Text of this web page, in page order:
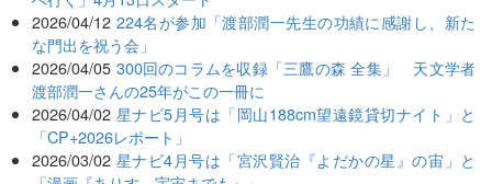
2026/04/12 224名が参加「渡部潤一先生の功績に感謝し、新た
な門出を祝う会」
2026/04/05 300回のコラムを収録「三鷹の森 全集」 天文学者
渡部潤一さんの25年がこの一冊に
2026/04/02 星ナビ5月号は「岡山188cm望遠鏡貸切ナイト」と
「CP+2026レポート」
2026/03/02 星ナビ4月号は「宮沢賢治『よだかの星』の宙」と